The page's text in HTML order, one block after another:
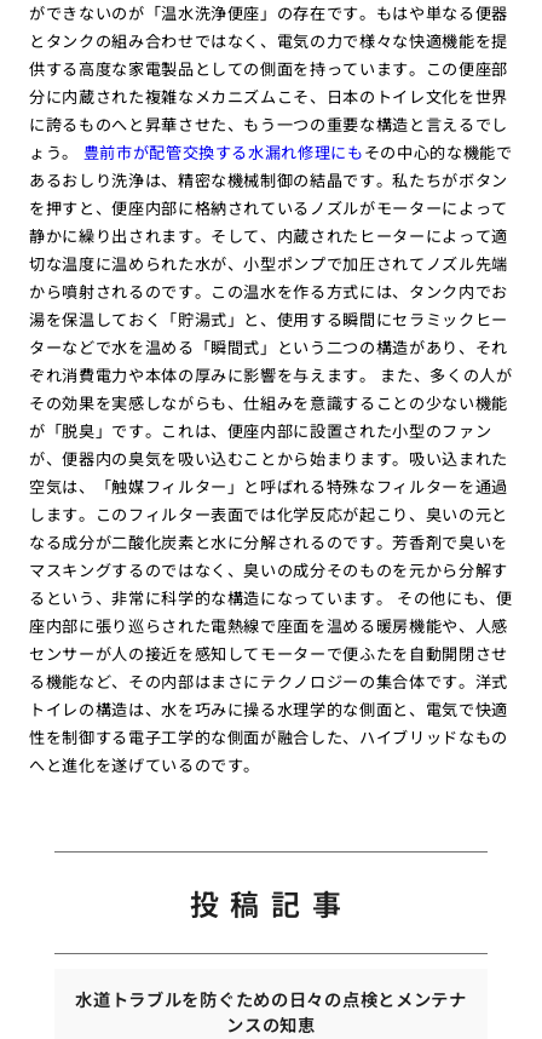
ができないのが「温水洗浄便座」の存在です。もはや単なる便器
とタンクの組み合わせではなく、電気の力で様々な快適機能を提
供する高度な家電製品としての側面を持っています。この便座部
分に内蔵された複雑なメカニズムこそ、日本のトイレ文化を世界
に誇るものへと昇華させた、もう一つの重要な構造と言えるでし
ょう。 豊前市が配管交換する水漏れ修理にもその中心的な機能で
あるおしり洗浄は、精密な機械制御の結晶です。私たちがボタン
を押すと、便座内部に格納されているノズルがモーターによって
静かに繰り出されます。そして、内蔵されたヒーターによって適
切な温度に温められた水が、小型ポンプで加圧されてノズル先端
から噴射されるのです。この温水を作る方式には、タンク内でお
湯を保温しておく「貯湯式」と、使用する瞬間にセラミックヒー
ターなどで水を温める「瞬間式」という二つの構造があり、それ
ぞれ消費電力や本体の厚みに影響を与えます。 また、多くの人が
その効果を実感しながらも、仕組みを意識することの少ない機能
が「脱臭」です。これは、便座内部に設置された小型のファン
が、便器内の臭気を吸い込むことから始まります。吸い込まれた
空気は、「触媒フィルター」と呼ばれる特殊なフィルターを通過
します。このフィルター表面では化学反応が起こり、臭いの元と
なる成分が二酸化炭素と水に分解されるのです。芳香剤で臭いを
マスキングするのではなく、臭いの成分そのものを元から分解す
るという、非常に科学的な構造になっています。 その他にも、便
座内部に張り巡らされた電熱線で座面を温める暖房機能や、人感
センサーが人の接近を感知してモーターで便ふたを自動開閉させ
る機能など、その内部はまさにテクノロジーの集合体です。洋式
トイレの構造は、水を巧みに操る水理学的な側面と、電気で快適
性を制御する電子工学的な側面が融合した、ハイブリッドなもの
へと進化を遂げているのです。
投稿記事
水道トラブルを防ぐための日々の点検とメンテナ
ンスの知恵